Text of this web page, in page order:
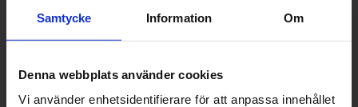
Samtycke Information Om
Denna webbplats använder cookies
Vi använder enhetsidentifierare för att anpassa innehållet